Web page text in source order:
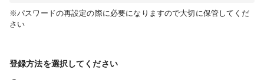
※パスワードの再設定の際に必要になりますので大切に保管してくだ
さい
登録方法を選択してください